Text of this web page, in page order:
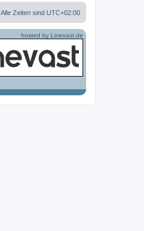
Alle Zeiten sind UTC+02:00
hosted by Linevast.de